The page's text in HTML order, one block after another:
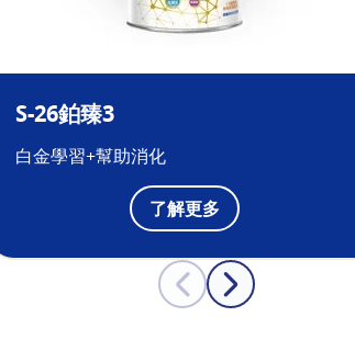
S-26鉑臻3
白金學習+幫助消化
了解更多